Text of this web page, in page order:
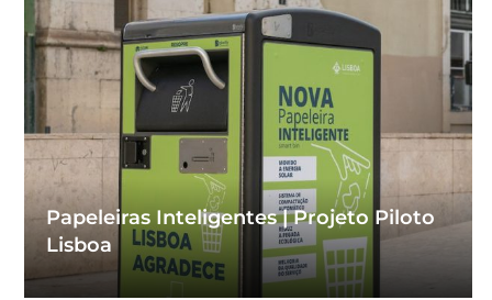
Papeleiras Inteligentes | Projeto Piloto
Lisboa